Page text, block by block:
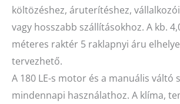
költözéshez, áruterítéshez,
vagy hosszabb szállításokhoz. A kb.
méteres raktér 5 raklapnyi áru
tervezhető.
A 180 LE-s motor és a manuális váltó
mindennapi használathoz. A klíma,